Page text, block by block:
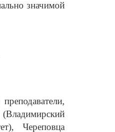
значимой
Череповца